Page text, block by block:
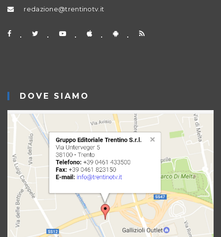
redazione@trentinotv.it
DOVE SIAMO